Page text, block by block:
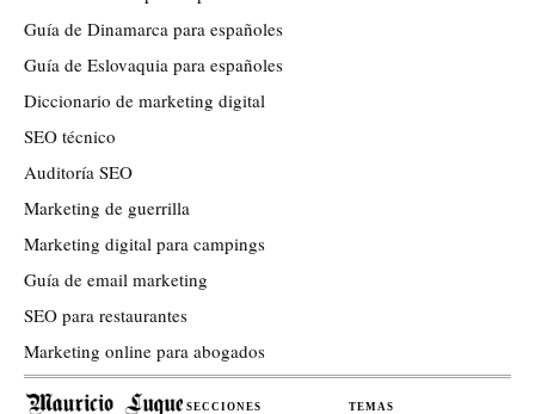
Guía de Dinamarca para españoles
Guía de Eslovaquia para españoles
Diccionario de marketing digital
SEO técnico
Auditoría SEO
Marketing de guerrilla
Marketing digital para campings
Guía de email marketing
SEO para restaurantes
Marketing online para abogados
SECCIONES TEMAS